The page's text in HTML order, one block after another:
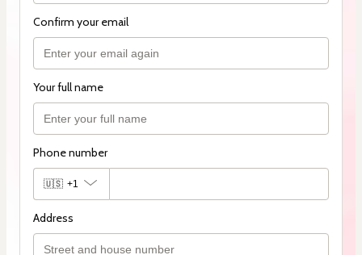
Confirm your email
Your full name
Phone number
🇺🇸 +1
Address